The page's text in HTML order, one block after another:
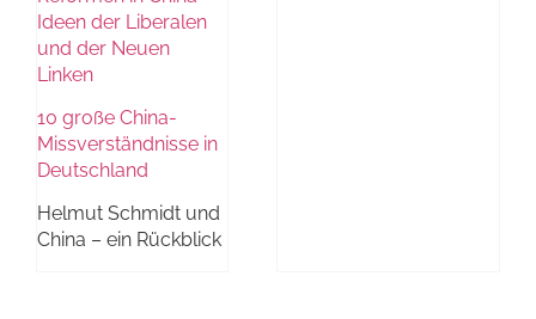
Ideen der Liberalen
und der Neuen
Linken
10 große China-
Missverständnisse in
Deutschland
Helmut Schmidt und
China – ein Rückblick